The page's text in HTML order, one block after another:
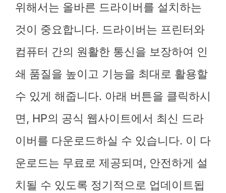
위해서는 올바른 드라이버를 설치하는
것이 중요합니다. 드라이버는 프린터와
컴퓨터 간의 원활한 통신을 보장하여 인
쇄 품질을 높이고 기능을 최대로 활용할
수 있게 해줍니다. 아래 버튼을 클릭하시
면, HP의 공식 웹사이트에서 최신 드라
이버를 다운로드하실 수 있습니다. 이 다
운로드는 무료로 제공되며, 안전하게 설
치될 수 있도록 정기적으로 업데이트됩